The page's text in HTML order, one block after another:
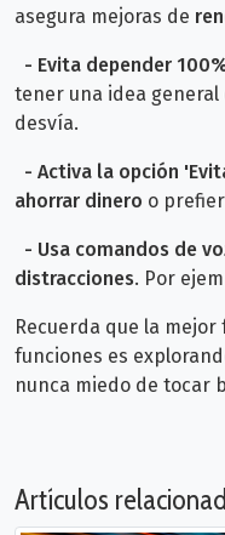
asegura mejoras de
- Evita depender
tener una idea general
desvía.
- Activa la opción
ahorrar dinero o
- Usa comandos de
distracciones. Por
Recuerda que la
funciones es
nunca miedo de tocar
Artículos